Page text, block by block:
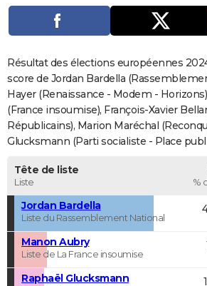
Carte de Noël
Carte Bonne année
Carte Saint-Valentin
Carte Pâques
Carte d'anniversaire
DICTIONNAIRE
Dictionnaire
Biographies
Citations
Expressions
Proverbes
PROGRAMME TV
COPAINS D'AVANT
S'inscrire
Se connecter
Lycées
Collèges
Primaires
Universités
Entreprises
Service militaire
Avis de recherche
AVIS DE DÉCÈS
FORUM
Résultat des élections européennes
score de Jordan Bardella
Hayer (Renaissance - Modem -
(France insoumise), François-Xavier
Républicains), Marion Maréchal
Glucksmann (Parti socialiste - Place
Tête de liste
Liste %
Jordan Bardella
Liste du Rassemblement National
Manon Aubry
Liste de La France insoumise
Raphaël Glucksmann